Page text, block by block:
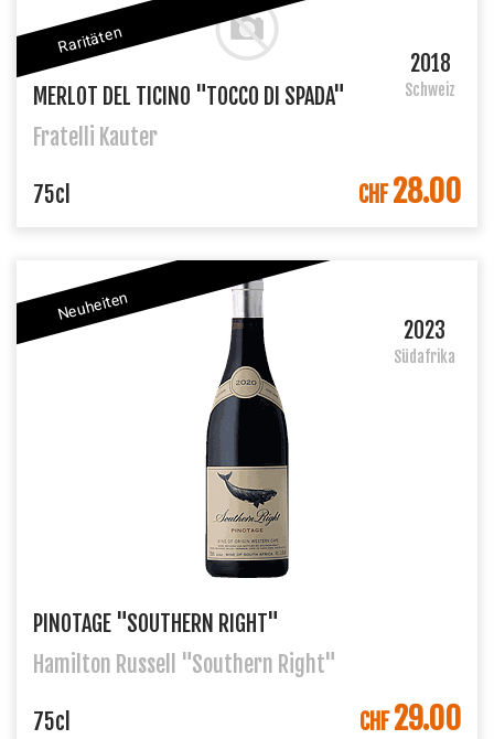
Raritäten
2018
Schweiz
MERLOT DEL TICINO "TOCCO DI SPADA"
Fratelli Kauter
IN DEN WARENKORB
75cl CHF28.00
Neuheiten
2023
Südafrika
PINOTAGE "SOUTHERN RIGHT"
Hamilton Russell "Southern Right"
IN DEN WARENKORB
75cl CHF29.00